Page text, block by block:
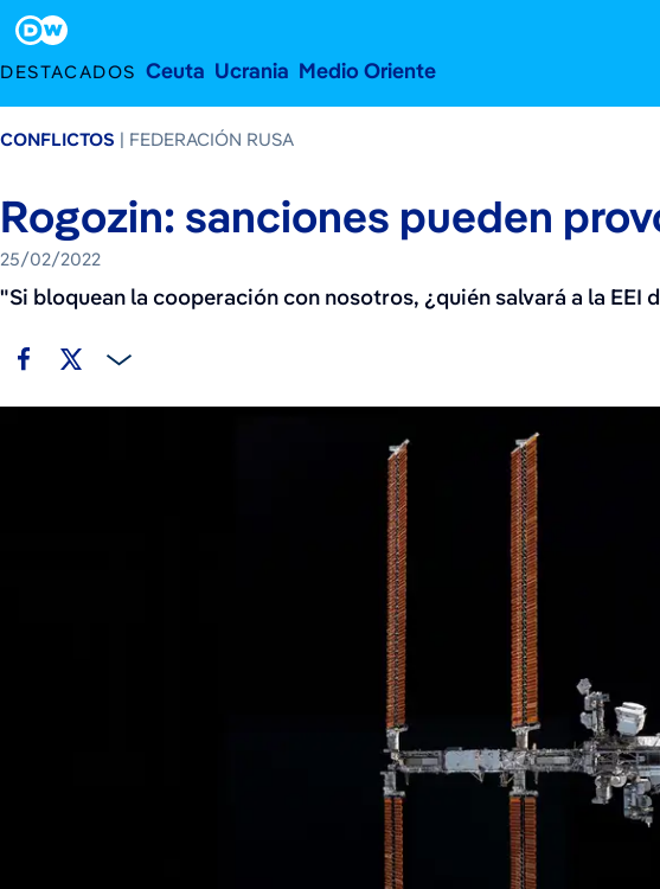
DESTACADOS Ceuta Ucrania Medio Oriente
CONFLICTOS FEDERACIÓN RUSA
Rogozin: sanciones pueden
25/02/2022
"Si bloquean la cooperación con nosotros, ¿quién salvará a la
Footer